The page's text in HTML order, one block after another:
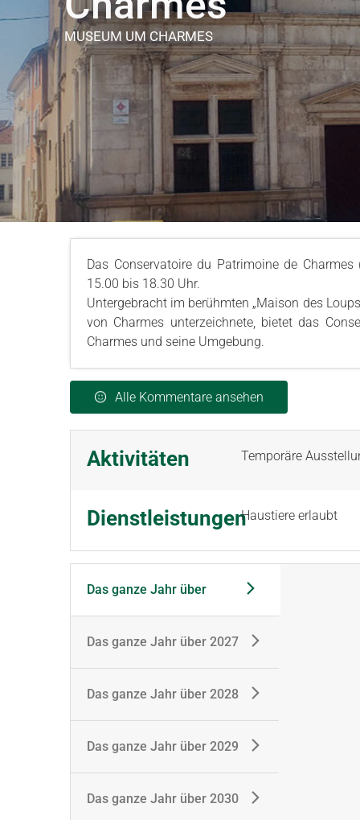
MUSEUM UM CHARMES
Das Conservatoire du Patrimoine de
15.00 bis 18.30 Uhr.
Untergebracht im berühmten „Maison des
von Charmes unterzeichnete, bietet das
Charmes und seine Umgebung.
Alle Kommentare ansehen
Aktivitäten Temporäre
DienstleistungenHaustiere erlaubt
Das ganze Jahr über
Das ganze Jahr über 2027
Das ganze Jahr über 2028
Das ganze Jahr über 2029
Das ganze Jahr über 2030